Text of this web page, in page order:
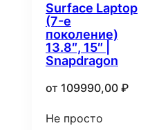
Surface Laptop
(7-е
поколение)
13.8″, 15″ |
Snapdragon
от 109990,00 ₽
Не просто